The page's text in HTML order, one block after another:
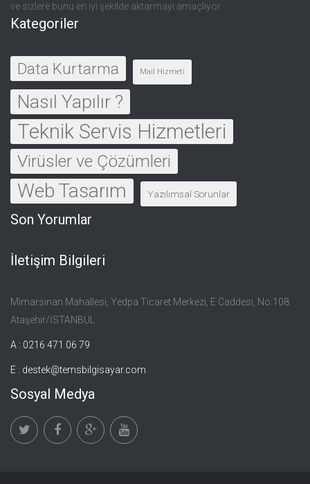
ve sizlere bunu en iyi şekilde aktarmayı amaçlıyor.
Kategoriler
Data Kurtarma Mail Hizmeti
Nasıl Yapılır ?
Teknik Servis Hizmetleri
Virüsler ve Çözümleri
Web Tasarım Yazılımsal Sorunlar
Son Yorumlar
İletişim Bilgileri
Mimarsinan Mahallesi, Yedpa Ticaret Merkezi, E Caddesi, No:108
Ataşehir/İSTANBUL
A : 0216 471 06 79
E : destek@temsbilgisayar.com
Sosyal Medya